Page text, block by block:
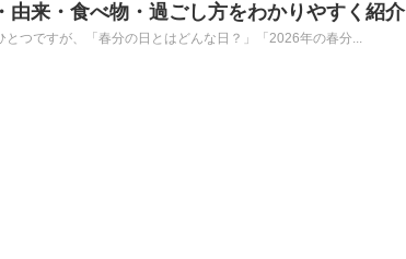
由来・食べ物・過ごし方をわかりやすく紹介
とつですが、「春分の日とはどんな日？」「2026年の春分...